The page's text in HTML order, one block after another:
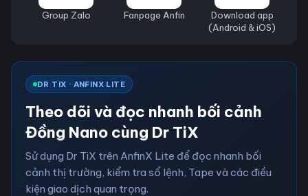
Group Zalo Fanpage Anfin
Download app
(Android & iOS)
DR TIX · ANFINX LITE
Theo dõi và đọc nhanh bối cảnh
Đồng Nano cùng Dr TiX
Sử dụng Dr TiX trên AnfinX Lite để đọc nhanh bối
cảnh thị trường, kiểm tra sổ lệnh, Tape và các điều
kiện giao dịch quan trọng.